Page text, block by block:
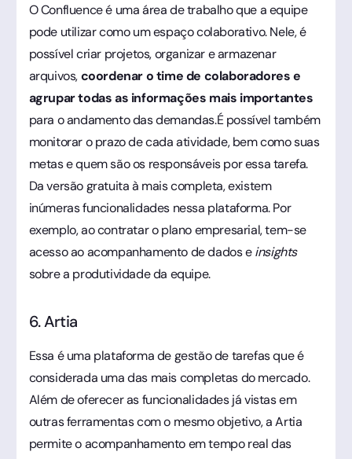
O Confluence é uma área de trabalho que a equipe
pode utilizar como um espaço colaborativo. Nele, é
possível criar projetos, organizar e armazenar
arquivos,coordenar o time de colaboradores e
agrupar todas as informações mais importantes
para o andamento das demandas.É possível também
monitorar o prazo de cada atividade, bem como suas
metas e quem são os responsáveis por essa tarefa.
Da versão gratuita à mais completa, existem
inúmeras funcionalidades nessa plataforma. Por
exemplo, ao contratar o plano empresarial, tem-se
acesso ao acompanhamento de dados einsights
sobre a produtividade da equipe.
6. Artia
Essa é uma plataforma de gestão de tarefas que é
considerada uma das mais completas do mercado.
Além de oferecer as funcionalidades já vistas em
outras ferramentas com o mesmo objetivo, a Artia
permite o acompanhamento em tempo real das